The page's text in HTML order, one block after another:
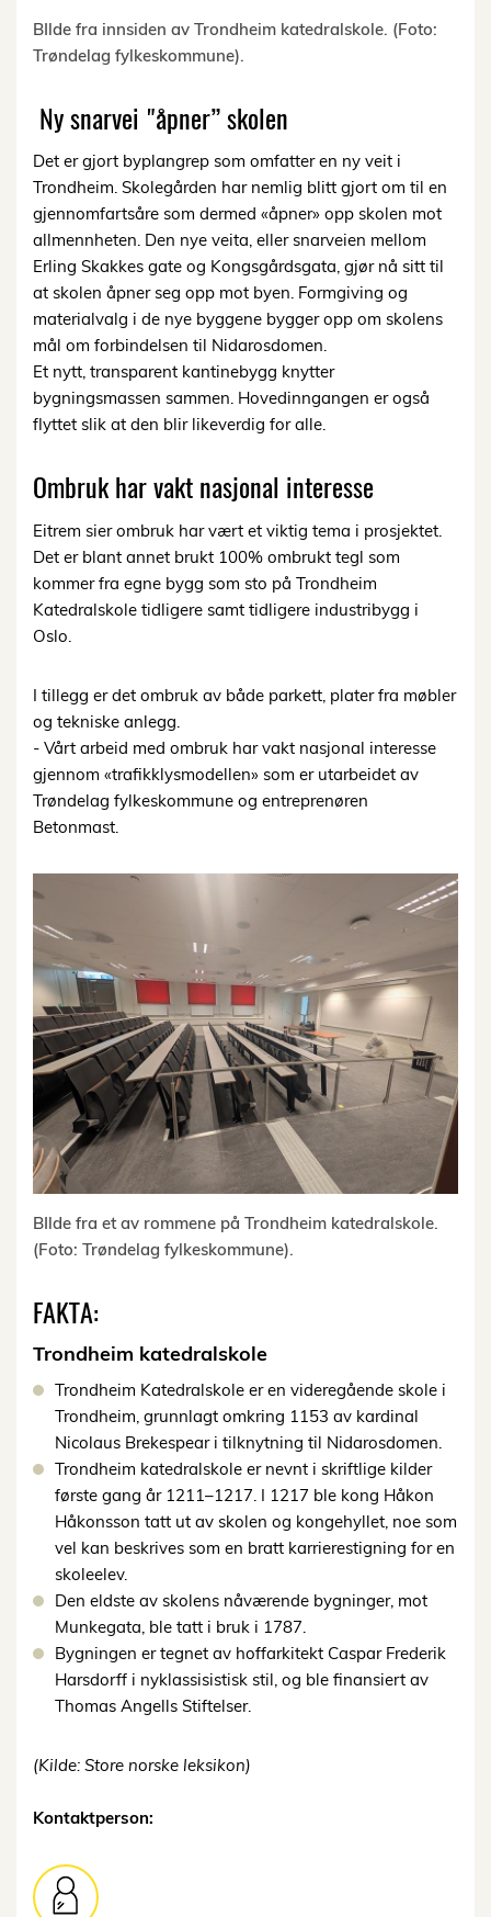
BIlde fra innsiden av Trondheim katedralskole. (Foto:
Trøndelag fylkeskommune).
Ny snarvei "åpner” skolen
Det er gjort byplangrep som omfatter en ny veit i
Trondheim. Skolegården har nemlig blitt gjort om til en
gjennomfartsåre som dermed «åpner» opp skolen mot
allmennheten. Den nye veita, eller snarveien mellom
Erling Skakkes gate og Kongsgårdsgata, gjør nå sitt til
at skolen åpner seg opp mot byen. Formgiving og
materialvalg i de nye byggene bygger opp om skolens
mål om forbindelsen til Nidarosdomen.
Et nytt, transparent kantinebygg knytter
bygningsmassen sammen. Hovedinngangen er også
flyttet slik at den blir likeverdig for alle.
Ombruk har vakt nasjonal interesse
Eitrem sier ombruk har vært et viktig tema i prosjektet.
Det er blant annet brukt 100% ombrukt tegl som
kommer fra egne bygg som sto på Trondheim
Katedralskole tidligere samt tidligere industribygg i
Oslo.
I tillegg er det ombruk av både parkett, plater fra møbler
og tekniske anlegg.
- Vårt arbeid med ombruk har vakt nasjonal interesse
gjennom «trafikklysmodellen» som er utarbeidet av
Trøndelag fylkeskommune og entreprenøren
Betonmast.
BIlde fra et av rommene på Trondheim katedralskole.
(Foto: Trøndelag fylkeskommune).
FAKTA:
Trondheim katedralskole
Trondheim Katedralskole er en videregående skole i
Trondheim, grunnlagt omkring 1153 av kardinal
Nicolaus Brekespear i tilknytning til Nidarosdomen.
Trondheim katedralskole er nevnt i skriftlige kilder
første gang år 1211–1217. I 1217 ble kong Håkon
Håkonsson tatt ut av skolen og kongehyllet, noe som
vel kan beskrives som en bratt karrierestigning for en
skoleelev.
Den eldste av skolens nåværende bygninger, mot
Munkegata, ble tatt i bruk i 1787.
Bygningen er tegnet av hoffarkitekt Caspar Frederik
Harsdorff i nyklassisistisk stil, og ble finansiert av
Thomas Angells Stiftelser.
(Kilde: Store norske leksikon)
Kontaktperson: